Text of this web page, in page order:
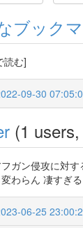
ブック
読む]
09-30
(1
ガン侵攻に対
わらん 凄すぎ
06-25